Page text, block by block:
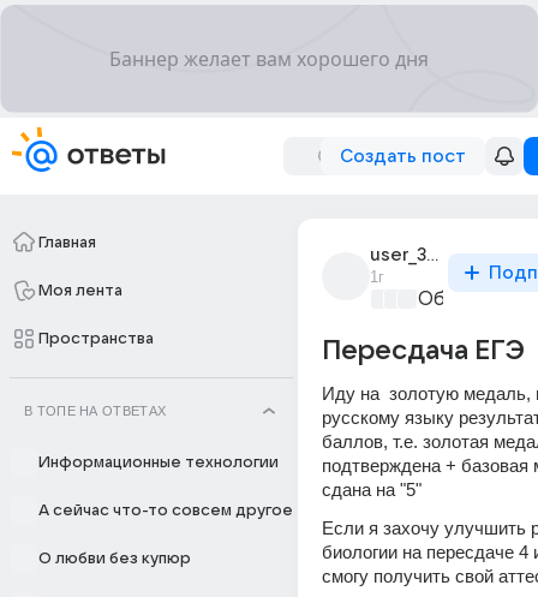
Создать пост
Главная
Моя лента
Пространства
В ТОПЕ НА ОТВЕТАХ
Информационные технологии
А сейчас что-то совсем другое
О любви без купюр
user_318497374
1г
Пересдача ЕГЭ
Иду на  золотую медаль,
русскому языку
баллов, т.е. золотая
подтверждена + базовая
сдана на "5"
Если я захочу улучшить
биологии на пересдаче 4
смогу получить свой